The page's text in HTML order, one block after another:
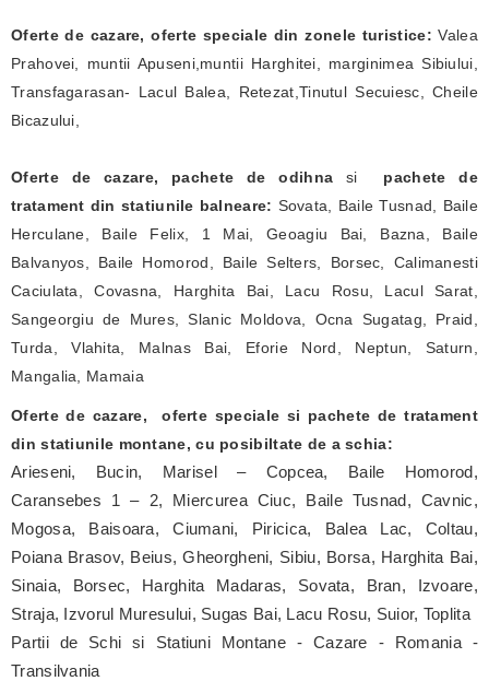
Oferte de cazare, oferte speciale din zonele turistice: Valea
Prahovei, muntii Apuseni,muntii Harghitei, marginimea Sibiului,
Transfagarasan- Lacul Balea, Retezat,Tinutul Secuiesc, Cheile
Bicazului,
Oferte de cazare, pachete de odihna si pachete de
tratament din statiunile balneare: Sovata, Baile Tusnad, Baile
Herculane, Baile Felix, 1 Mai, Geoagiu Bai, Bazna, Baile
Balvanyos, Baile Homorod, Baile Selters, Borsec, Calimanesti
Caciulata, Covasna, Harghita Bai, Lacu Rosu, Lacul Sarat,
Sangeorgiu de Mures, Slanic Moldova, Ocna Sugatag, Praid,
Turda, Vlahita, Malnas Bai, Eforie Nord, Neptun, Saturn,
Mangalia, Mamaia
Oferte de cazare, oferte speciale si pachete de tratament
din statiunile montane, cu posibiltate de a schia:
Arieseni, Bucin, Marisel – Copcea, Baile Homorod,
Caransebes 1 – 2, Miercurea Ciuc, Baile Tusnad, Cavnic,
Mogosa, Baisoara, Ciumani, Piricica, Balea Lac, Coltau,
Poiana Brasov, Beius, Gheorgheni, Sibiu, Borsa, Harghita Bai,
Sinaia, Borsec, Harghita Madaras, Sovata, Bran, Izvoare,
Straja, Izvorul Muresului, Sugas Bai, Lacu Rosu, Suior, Toplita
Partii de Schi si Statiuni Montane - Cazare - Romania -
Transilvania